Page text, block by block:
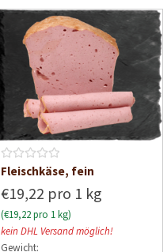
B
w
e
r
Fleischkäse, fein
€19,22 pro 1 kg
(€19,22 pro 1 kg)
kein DHL Versand möglich!
Gewicht: